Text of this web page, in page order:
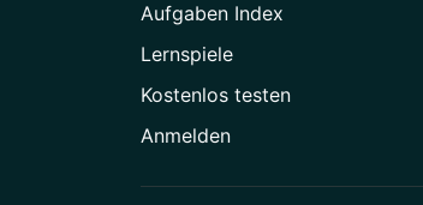
Aufgaben Index
Lernspiele
Kostenlos testen
Anmelden